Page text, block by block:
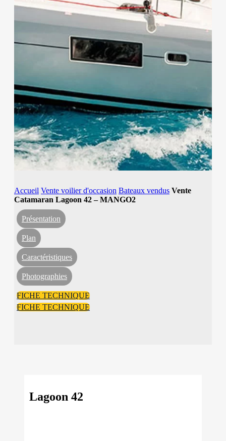
Accueil Vente voilier d'occasion Bateaux vendus Vente
Catamaran Lagoon 42 – MANGO2
Présentation
Plan
Caractéristiques
Photographies
FICHE TECHNIQUE
FICHE TECHNIQUE
Lagoon 42